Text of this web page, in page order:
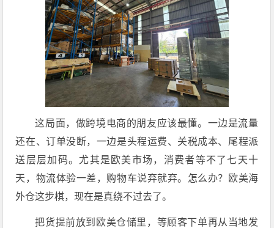
这局面，做跨境电商的朋友应该最懂。一边是流量
还在、订单没断，一边是头程运费、关税成本、尾程派
送层层加码。尤其是欧美市场，消费者等不了七天十
天，物流体验一差，购物车说弃就弃。怎么办？欧美海
外仓这步棋，现在是真绕不过去了。
把货提前放到欧美仓储里，等顾客下单再从当地发